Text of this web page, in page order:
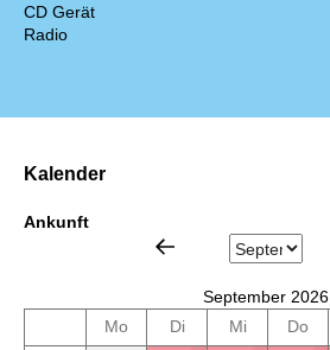
CD Gerät
Radio
Kalender
Ankunft
September 2026
Mo
Di Mi Do